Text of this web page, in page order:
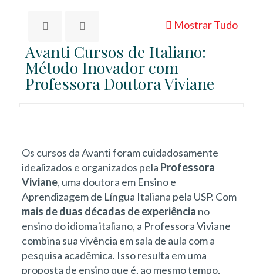
Mostrar Tudo
Avanti Cursos de Italiano:
Método Inovador com
Professora Doutora Viviane
Os cursos da Avanti foram cuidadosamente
idealizados e organizados pela Professora
Viviane, uma doutora em Ensino e
Aprendizagem de Língua Italiana pela USP. Com
mais de duas décadas de experiência no
ensino do idioma italiano, a Professora Viviane
combina sua vivência em sala de aula com a
pesquisa acadêmica. Isso resulta em uma
proposta de ensino que é, ao mesmo tempo,